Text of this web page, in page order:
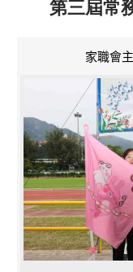
第三屆常
家職會